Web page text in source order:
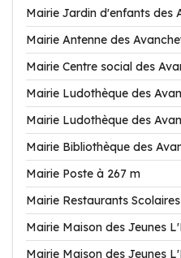
Mairie Jardin d'enfants des
Mairie Antenne des
Mairie Centre social des
Mairie Ludothèque des
Mairie Ludothèque des
Mairie Bibliothèque des
Mairie Poste à 267 m
Mairie Restaurants
Mairie Maison des Jeunes
Mairie Maison des Jeunes